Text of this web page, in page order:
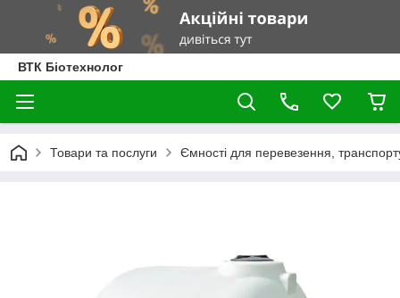
ВТК Біотехнолог
Товари та послуги Ємності для перевезення,